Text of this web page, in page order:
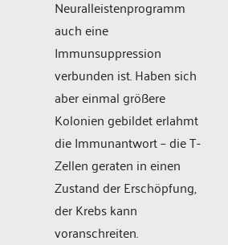
Neuralleistenprogramm
auch eine
Immunsuppression
verbunden ist. Haben sich
aber einmal größere
Kolonien gebildet erlahmt
die Immunantwort – die T-
Zellen geraten in einen
Zustand der Erschöpfung,
der Krebs kann
voranschreiten.